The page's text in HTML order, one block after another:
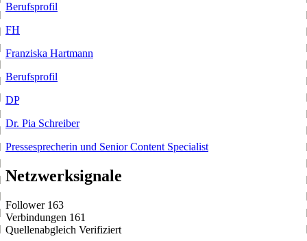
Berufsprofil
FH
Franziska Hartmann
Berufsprofil
DP
Dr. Pia Schreiber
Pressesprecherin und Senior Content Specialist
Netzwerksignale
Follower 163
Verbindungen 161
Quellenabgleich Verifiziert